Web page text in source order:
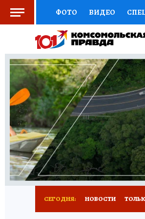
ФОТО ВИДЕО
СОЦПОДДЕРЖКА
ВЫБОР ЭКСПЕРТОВ
КНИЖНАЯ ПОЛКА
ПРЕСС-ЦЕНТР
РАДИО КП РЕКЛАМА
СЕГОДНЯ: НОВОСТИ